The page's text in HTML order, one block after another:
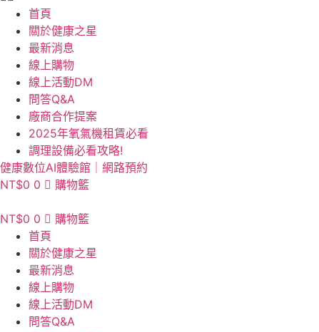
首頁
關於健康之星
最新消息
線上購物
線上活動DM
問答Q&A
廠商合作提案
2025年氧氣機租賃必看
調理設備必看攻略!
健康數位AI體驗館｜網路預約
NT$0 0 購物籃
NT$0 0
購物籃
首頁
關於健康之星
最新消息
線上購物
線上活動DM
問答Q&A